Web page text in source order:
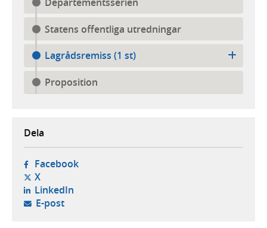
Statens offentliga utredningar
Lagrådsremiss (1 st)
Proposition
Dela
Facebook- öppnas i ny flik, extern webbplats,
X- öppnas i ny flik, extern webbplats,
LinkedIn- öppnas i ny flik, extern webbplats,
E-post- öppnar din e-postklient,